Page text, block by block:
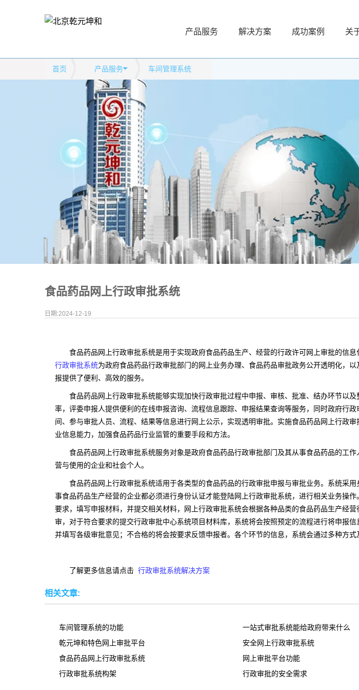
产品服务 解决方案 成功案例 关
首页 产品服务 车间管理系统
食品药品网上行政审批系统
日期:2024-12-19
食品药品网上行政审批系统是用于实现政府食品药品生产、经营的行政许可网上审批的信
行政审批系统为政府食品药品行政审批部门的网上业务办理、 食品药品审批政务公开透明化，以
报提供了便利、高效的服务。
食品药品网上行政审批系统能够实现加快行政审批过程中申报、审核、批准、结办环节以
率，评委申报人提供便利的在线申报咨询、流程信息跟踪、申报结果查询等服务，同时政府行
间、参与审批人员、流程、结果等信息进行网上公示，实现透明审批。实施食品药品网上行政
业信息能力，加强食品药品行业监管的重要手段和方法。
食品药品网上行政审批系统服务对象是政府食品药品行政审批部门及其从事食品药品的工
营与使用的企业和社会个人。
食品药品网上行政审批系统适用于各类型的食品药品的行政审批申报与审批业务。系统采
事食品药品生产经营的企业都必须进行身份认证才能登陆网上行政审批系统，进行相关业务操
要求，填写申报材料，并提交相关材料，网上行政审批系统会根据各种品类的食品药品生产经
审，对于符合要求的提交行政审批中心系统项目材料库，系统将会按照预定的流程进行将申报信
并填写各级审批意见；不合格的将会按要求反馈申报者。各个环节的信息，系统会通过多种方式
了解更多信息请点击 行政审批系统解决方案
相关文章:
车间管理系统的功能
一站式审批系统能给政府带来什么
乾元坤和特色网上审批平台
安全网上行政审批系统
食品药品网上行政审批系统
网上审批平台功能
行政审批系统构架
行政审批的安全需求